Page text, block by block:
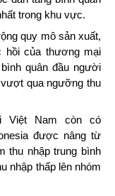
trong khu vực.
quy mô sản xuất,
của thương mại
quân đầu người
qua ngưỡng thu
Việt Nam còn có
được nâng từ
thu nhập trung bình
nhập thấp lên nhóm